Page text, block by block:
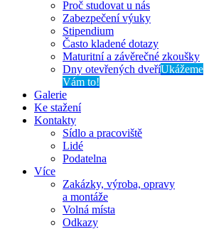
Proč studovat u nás
Zabezpečení výuky
Stipendium
Často kladené dotazy
Maturitní a závěrečné zkoušky
Dny otevřených dveříUkážeme
Vám to!
Galerie
Ke stažení
Kontakty
Sídlo a pracoviště
Lidé
Podatelna
Více
Zakázky, výroba, opravy
a montáže
Volná místa
Odkazy